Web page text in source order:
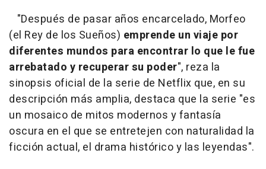
"Después de pasar años encarcelado, Morfeo
(el Rey de los Sueños) emprende un viaje por
diferentes mundos para encontrar lo que le fue
arrebatado y recuperar su poder", reza la
sinopsis oficial de la serie de Netflix que, en su
descripción más amplia, destaca que la serie "es
un mosaico de mitos modernos y fantasía
oscura en el que se entretejen con naturalidad la
ficción actual, el drama histórico y las leyendas".